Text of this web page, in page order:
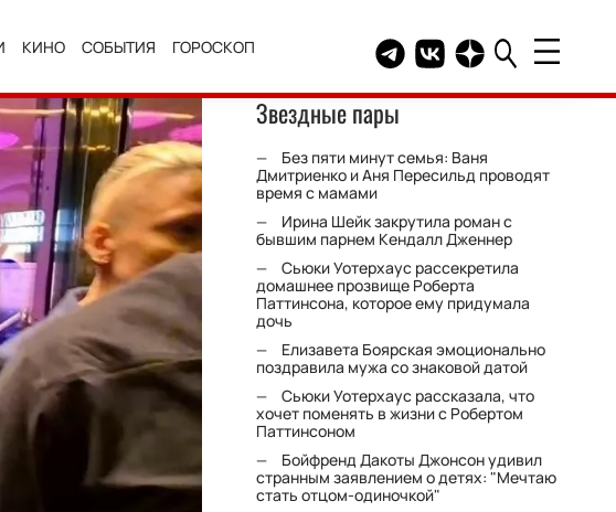
КИНО СОБЫТИЯ ГОРОСКОП Telegram канал HELLO
Группа HELLO
Канал HELLO в
Звездные пары
Без пяти минут семья: Ваня
Дмитриенко и Аня Пересильд проводят
время с мамами
Ирина Шейк закрутила роман с
бывшим парнем Кендалл Дженнер
Сьюки Уотерхаус рассекретила
домашнее прозвище Роберта
Паттинсона, которое ему придумала
дочь
Елизавета Боярская эмоционально
поздравила мужа со знаковой датой
Сьюки Уотерхаус рассказала, что
хочет поменять в жизни с Робертом
Паттинсоном
Бойфренд Дакоты Джонсон удивил
странным заявлением о детях: "Мечтаю
стать отцом-одиночкой"